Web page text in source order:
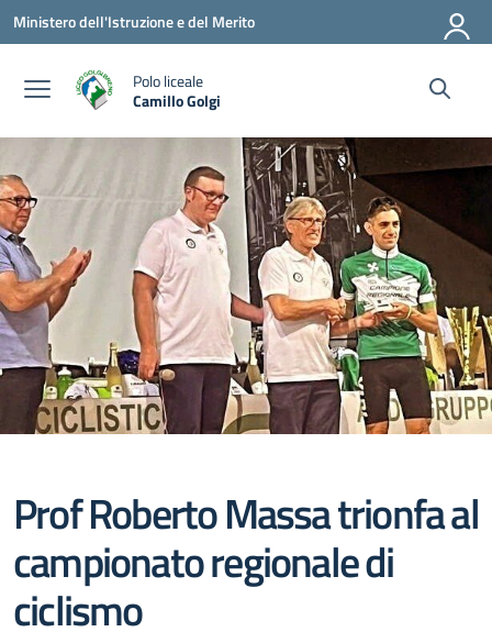
Vai ai contenuti
Vai al menu di navigazione
Vai al footer
Ministero dell'Istruzione e del Merito
Polo liceale
Camillo Golgi
— Visita la pagina iniziale della scuola
Prof Roberto Massa trionfa al
campionato regionale di
ciclismo